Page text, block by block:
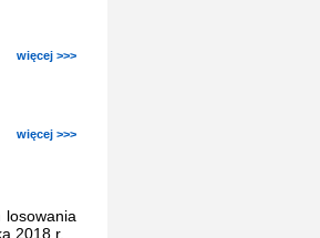
więcej >>>
więcej >>>
losowania
2018 r.